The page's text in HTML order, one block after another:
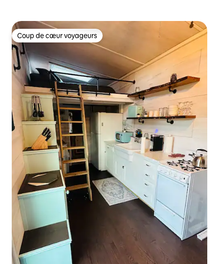
Coup de cœur voyageurs
Coup de cœur voyageurs